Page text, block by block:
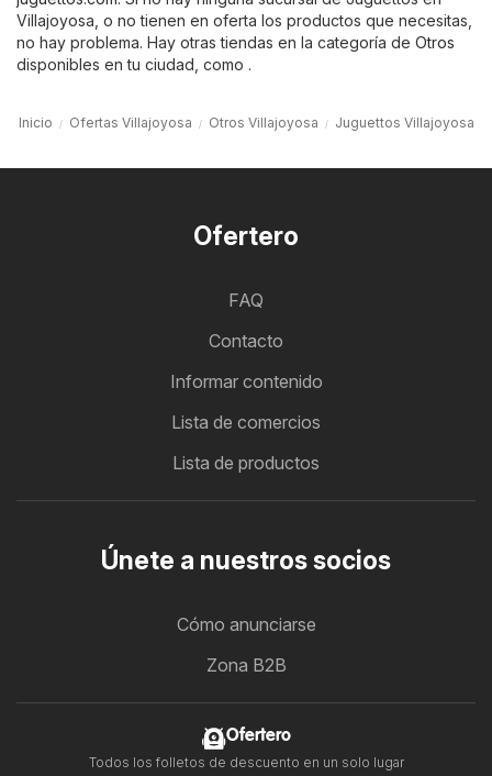
Villajoyosa, o no tienen en oferta los productos que necesitas,
no hay problema. Hay otras tiendas en la categoría de Otros
disponibles en tu ciudad, como .
Inicio Ofertas Villajoyosa Otros Villajoyosa Juguettos Villajoyosa
Ofertero
FAQ
Contacto
Informar contenido
Lista de comercios
Lista de productos
Únete a nuestros socios
Cómo anunciarse
Zona B2B
Ofertero
Todos los folletos de descuento en un solo lugar